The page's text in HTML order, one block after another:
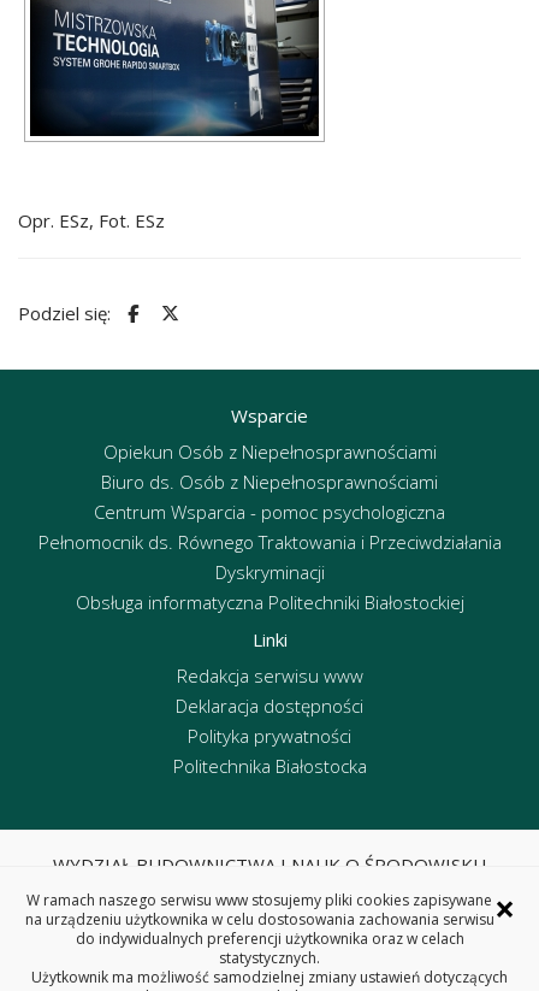
Opr. ESz, Fot. ESz
Podziel się:
Wsparcie
Opiekun Osób z Niepełnosprawnościami
Biuro ds. Osób z Niepełnosprawnościami
Centrum Wsparcia - pomoc psychologiczna
Pełnomocnik ds. Równego Traktowania i Przeciwdziałania
Dyskryminacji
Obsługa informatyczna Politechniki Białostockiej
Linki
Redakcja serwisu www
Deklaracja dostępności
Polityka prywatności
Politechnika Białostocka
WYDZIAŁ BUDOWNICTWA I NAUK O ŚRODOWISKU
ul. Wiejska 45E, 15-351 Białystok
tel. centrala 85 746 95 60, fax 85 746 95 59
REGON: 000001672 NIP: 542-020-87-21
×
W ramach naszego serwisu www stosujemy pliki cookies zapisywane
na urządzeniu użytkownika w celu dostosowania zachowania serwisu
do indywidualnych preferencji użytkownika oraz w celach
statystycznych.
Użytkownik ma możliwość samodzielnej zmiany ustawień dotyczących